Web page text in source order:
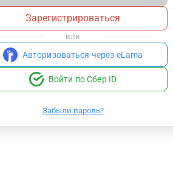
Зарегистрироваться
или
Авторизоваться через eLama
Войти по Сбер ID
Забыли пароль?